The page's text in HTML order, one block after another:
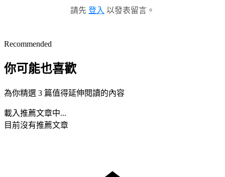
請先 登入 以發表留言。
Recommended
你可能也喜歡
為你精選 3 篇值得延伸閱讀的內容
載入推薦文章中...
目前沒有推薦文章